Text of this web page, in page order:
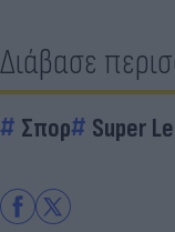
Διάβασε
Σπορ Super